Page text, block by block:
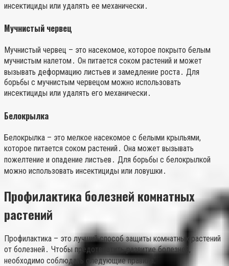
инсектициды или удалять ее механически․
Мучнистый червец
Мучнистый червец – это насекомое, которое покрыто белым
мучнистым налетом․ Он питается соком растений и может
вызывать деформацию листьев и замедление роста․ Для
борьбы с мучнистым червецом можно использовать
инсектициды или удалять его механически․
Белокрылка
Белокрылка – это мелкое насекомое с белыми крыльями,
которое питается соком растений․ Она может вызывать
пожелтение и опадение листьев․ Для борьбы с белокрылкой
можно использовать инсектициды или ловушки․
Профилактика болезней комнатных
растений
Профилактика – это лучший способ защиты комнатных растений
от болезней․ Чтобы предотвратить развитие болезней,
необходимо соблюдать следующие правила⁚